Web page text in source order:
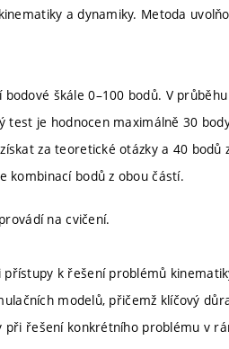
a dynamiky. Metoda
škále 0–100 bodů. V
je hodnocen maximálně 30
za teoretické otázky a 40
kombinací bodů z obou částí.
na cvičení.
k řešení problémů
modelů, přičemž klíčový
při řešení konkrétního problému v